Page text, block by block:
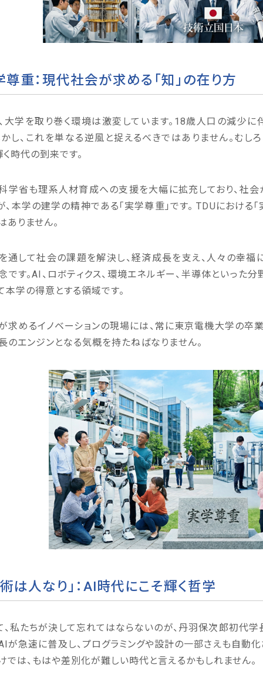
尊重：現代社会が求める「知」の在り方
大学を取り巻く環境は激変しています。18歳人口の減少
かし、これを単なる逆風と捉えるべきではありません。む
く時代の到来です。
学省も理系人材育成への支援を大幅に拡充しており、社会
、本学の建学の精神である「実学尊重」です。 TDUにおける
ありません。
通して社会の課題を解決し、経済成長を支え、人々の幸福
です。AI、ロボティクス、環境エネルギー、半導体といった
本学の得意とする領域です。
求めるイノベーションの現場には、常に東京電機大学の卒
のエンジンとなる気概を持たねばなりません。
術は人なり」：AI時代にこそ輝く哲学
、私たちが決して忘れてはならないのが、丹羽保次郎初代学
が急速に普及し、プログラミングや設計の一部さえも自動
では、もはや差別化が難しい時代と言えるかもしれません。